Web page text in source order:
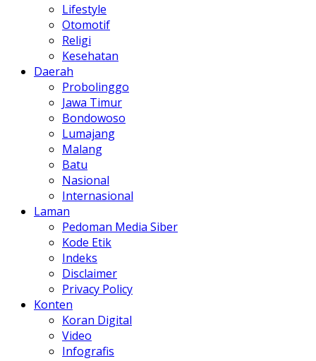
Lifestyle
Otomotif
Religi
Kesehatan
Daerah
Probolinggo
Jawa Timur
Bondowoso
Lumajang
Malang
Batu
Nasional
Internasional
Laman
Pedoman Media Siber
Kode Etik
Indeks
Disclaimer
Privacy Policy
Konten
Koran Digital
Video
Infografis